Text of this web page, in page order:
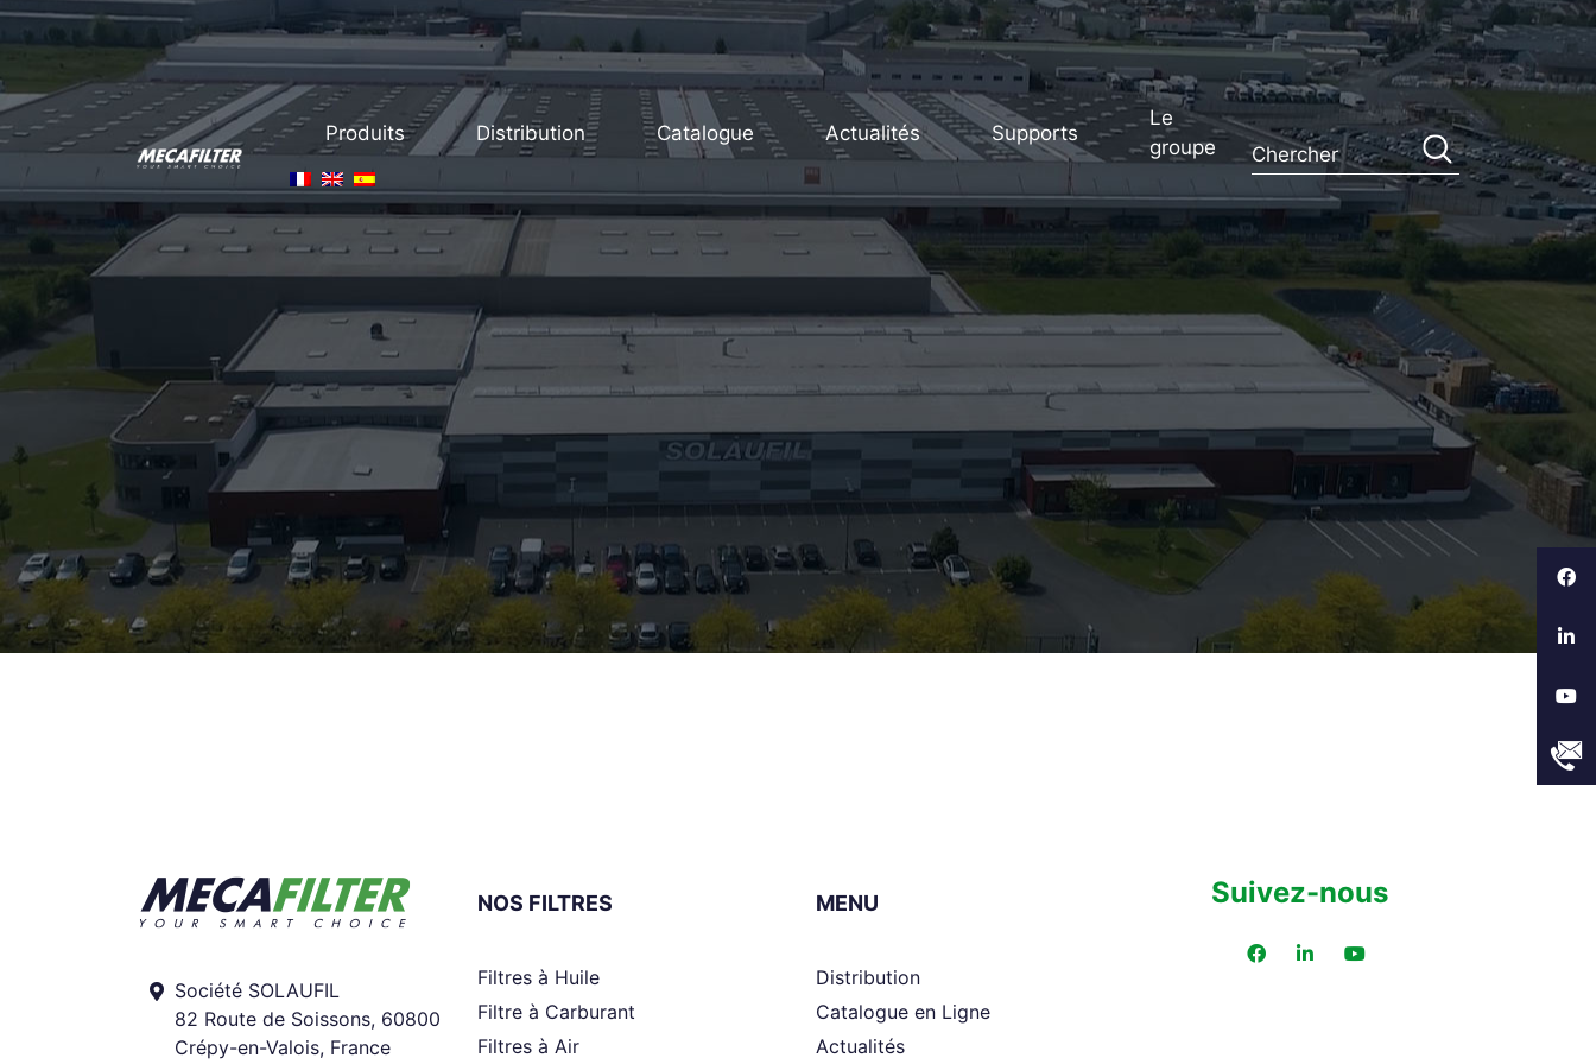
Produits Distribution Catalogue Actualités Supports
Le
groupe
Société SOLAUFIL
82 Route de Soissons, 60800
Crépy-en-Valois, France
NOS FILTRES
Filtres à Huile
Filtre à Carburant
Filtres à Air
MENU
Distribution
Catalogue en Ligne
Actualités
Suivez-nous